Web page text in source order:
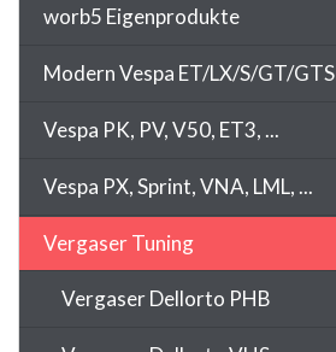
worb5 Eigenprodukte
Modern Vespa ET/LX/S/GT/GTS
Vespa PK, PV, V50, ET3, ...
Vespa PX, Sprint, VNA, LML, ...
Vergaser Tuning
Vergaser Dellorto PHB